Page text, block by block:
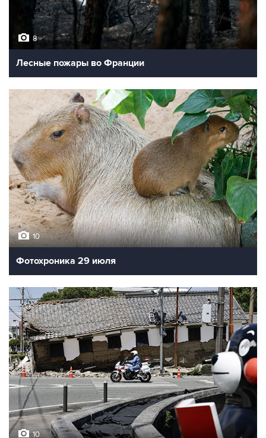
8
Лесные пожары во Франции
10
Фотохроника 29 июля
10